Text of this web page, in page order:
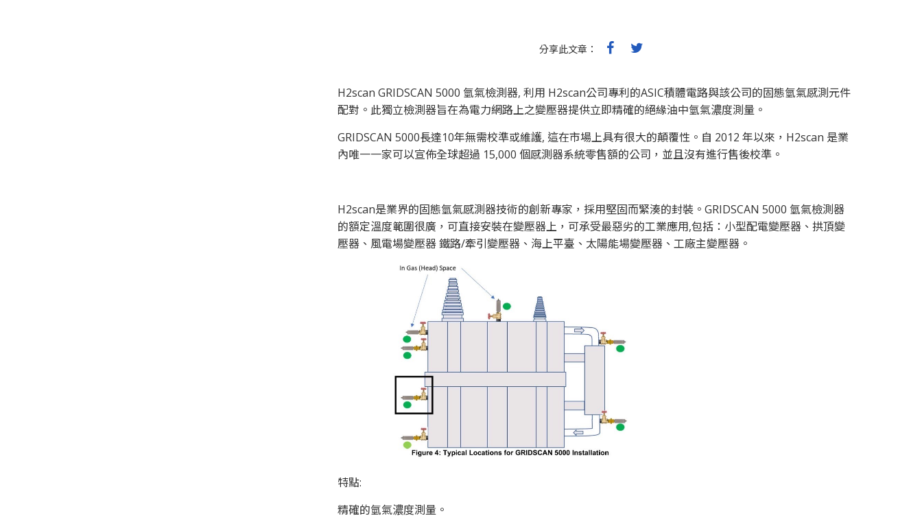
分享此文章：
H2scan GRIDSCAN 5000 氫氣檢測器, 利用 H2scan公司專利的ASIC積體電路與該公司的固態氫氣感測元件
配對。此獨立檢測器旨在為電力網路上之變壓器提供立即精確的絕緣油中氫氣濃度測量。
GRIDSCAN 5000長達10年無需校準或維護, 這在市場上具有很大的顛覆性。自 2012 年以來，H2scan 是業
內唯一一家可以宣佈全球超過 15,000 個感測器系統零售額的公司，並且沒有進行售後校準。
H2scan是業界的固態氫氣感測器技術的創新專家，採用堅固而緊湊的封裝。GRIDSCAN 5000 氫氣檢測器
的額定溫度範圍很廣，可直接安裝在變壓器上，可承受最惡劣的工業應用,包括：小型配電變壓器、拱頂變
壓器、風電場變壓器 鐵路/牽引變壓器、海上平臺、太陽能場變壓器、工廠主變壓器。
特點:
精確的氫氣濃度測量。